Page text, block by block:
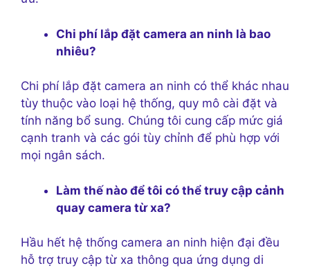
Chi phí lắp đặt camera an ninh là bao
nhiêu?
Chi phí lắp đặt camera an ninh có thể khác nhau
tùy thuộc vào loại hệ thống, quy mô cài đặt và
tính năng bổ sung. Chúng tôi cung cấp mức giá
cạnh tranh và các gói tùy chỉnh để phù hợp với
mọi ngân sách.
Làm thế nào để tôi có thể truy cập cảnh
quay camera từ xa?
Hầu hết hệ thống camera an ninh hiện đại đều
hỗ trợ truy cập từ xa thông qua ứng dụng di